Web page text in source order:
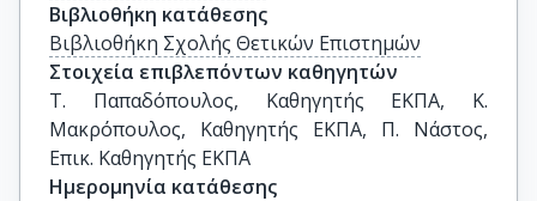
Βιβλιοθήκη κατάθεσης
Βιβλιοθήκη Σχολής Θετικών Επιστημών
Στοιχεία επιβλεπόντων καθηγητών
Τ. Παπαδόπουλος, Καθηγητής ΕΚΠΑ, Κ.
Μακρόπουλος, Καθηγητής ΕΚΠΑ, Π. Νάστος,
Επικ. Καθηγητής ΕΚΠΑ
Ημερομηνία κατάθεσης